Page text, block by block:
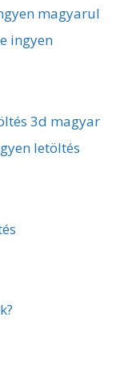
magyarul
ingyen
3d magyar
letöltés